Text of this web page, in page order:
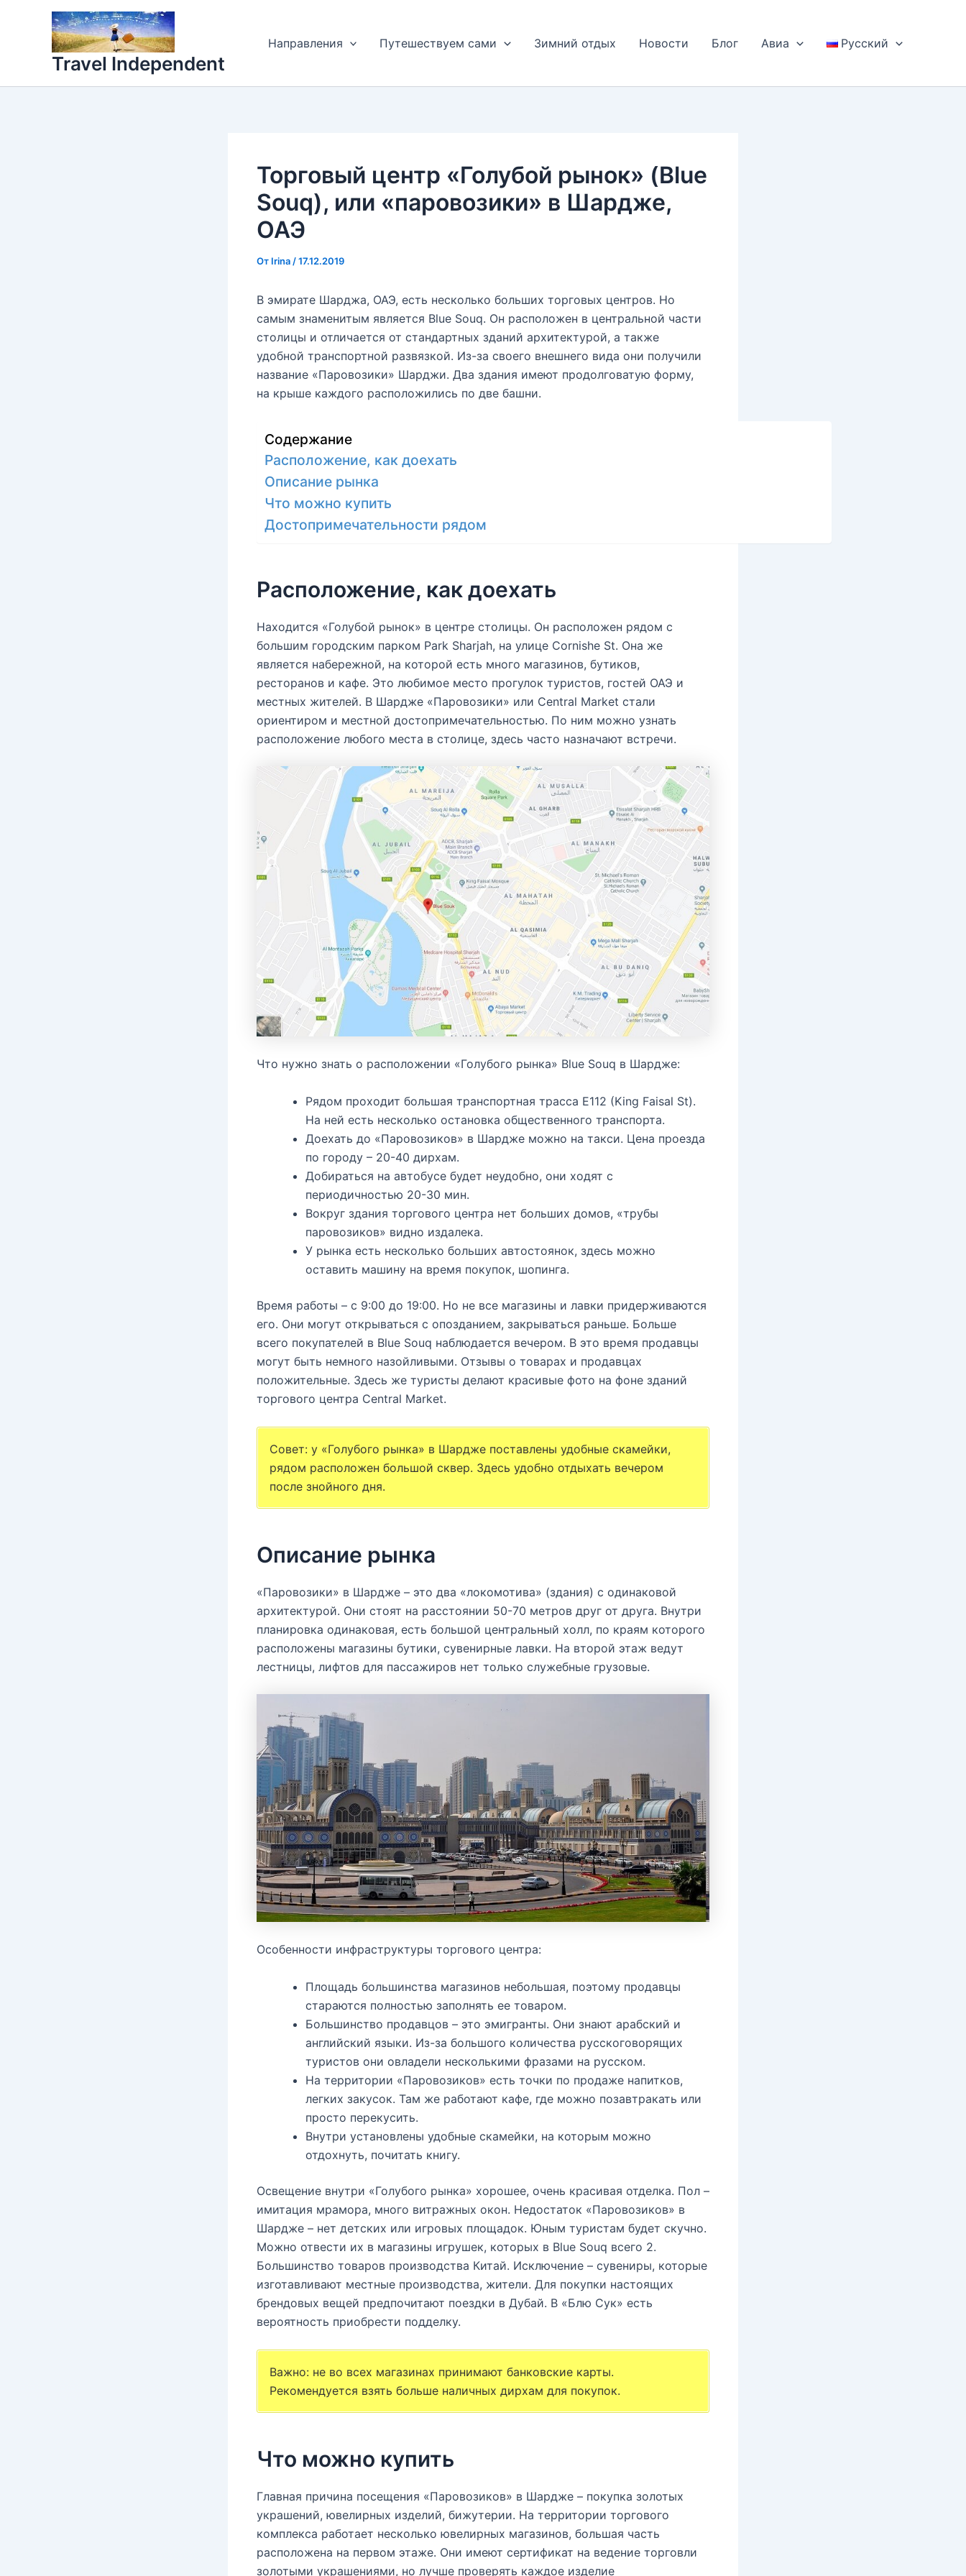
содержимому
Travel Independent
Направления Путешествуем сами Зимний отдых Новости Блог Авиа Русский
Торговый центр «Голубой рынок» (Blue
Souq), или «паровозики» в Шардже,
ОАЭ
От Irina /17.12.2019
В эмирате Шарджа, ОАЭ, есть несколько больших торговых центров. Но
самым знаменитым является Blue Souq. Он расположен в центральной части
столицы и отличается от стандартных зданий архитектурой, а также
удобной транспортной развязкой. Из-за своего внешнего вида они получили
название «Паровозики» Шарджи. Два здания имеют продолговатую форму,
на крыше каждого расположились по две башни.
Содержание
Расположение, как доехать
Описание рынка
Что можно купить
Достопримечательности рядом
Расположение, как доехать
Находится «Голубой рынок» в центре столицы. Он расположен рядом с
большим городским парком Park Sharjah, на улице Cornishe St. Она же
является набережной, на которой есть много магазинов, бутиков,
ресторанов и кафе. Это любимое место прогулок туристов, гостей ОАЭ и
местных жителей. В Шардже «Паровозики» или Central Market стали
ориентиром и местной достопримечательностью. По ним можно узнать
расположение любого места в столице, здесь часто назначают встречи.
Что нужно знать о расположении «Голубого рынка» Blue Souq в Шардже:
Рядом проходит большая транспортная трасса Е112 (King Faisal St).
На ней есть несколько остановка общественного транспорта.
Доехать до «Паровозиков» в Шардже можно на такси. Цена проезда
по городу – 20-40 дирхам.
Добираться на автобусе будет неудобно, они ходят с
периодичностью 20-30 мин.
Вокруг здания торгового центра нет больших домов, «трубы
паровозиков» видно издалека.
У рынка есть несколько больших автостоянок, здесь можно
оставить машину на время покупок, шопинга.
Время работы – с 9:00 до 19:00. Но не все магазины и лавки придерживаются
его. Они могут открываться с опозданием, закрываться раньше. Больше
всего покупателей в Blue Souq наблюдается вечером. В это время продавцы
могут быть немного назойливыми. Отзывы о товарах и продавцах
положительные. Здесь же туристы делают красивые фото на фоне зданий
торгового центра Central Market.
Совет: у «Голубого рынка» в Шардже поставлены удобные скамейки,
рядом расположен большой сквер. Здесь удобно отдыхать вечером
после знойного дня.
Описание рынка
«Паровозики» в Шардже – это два «локомотива» (здания) с одинаковой
архитектурой. Они стоят на расстоянии 50-70 метров друг от друга. Внутри
планировка одинаковая, есть большой центральный холл, по краям которого
расположены магазины бутики, сувенирные лавки. На второй этаж ведут
лестницы, лифтов для пассажиров нет только служебные грузовые.
Особенности инфраструктуры торгового центра:
Площадь большинства магазинов небольшая, поэтому продавцы
стараются полностью заполнять ее товаром.
Большинство продавцов – это эмигранты. Они знают арабский и
английский языки. Из-за большого количества русскоговорящих
туристов они овладели несколькими фразами на русском.
На территории «Паровозиков» есть точки по продаже напитков,
легких закусок. Там же работают кафе, где можно позавтракать или
просто перекусить.
Внутри установлены удобные скамейки, на которым можно
отдохнуть, почитать книгу.
Освещение внутри «Голубого рынка» хорошее, очень красивая отделка. Пол –
имитация мрамора, много витражных окон. Недостаток «Паровозиков» в
Шардже – нет детских или игровых площадок. Юным туристам будет скучно.
Можно отвести их в магазины игрушек, которых в Blue Souq всего 2.
Большинство товаров производства Китай. Исключение – сувениры, которые
изготавливают местные производства, жители. Для покупки настоящих
брендовых вещей предпочитают поездки в Дубай. В «Блю Сук» есть
вероятность приобрести подделку.
Важно: не во всех магазинах принимают банковские карты.
Рекомендуется взять больше наличных дирхам для покупок.
Что можно купить
Главная причина посещения «Паровозиков» в Шардже – покупка золотых
украшений, ювелирных изделий, бижутерии. На территории торгового
комплекса работает несколько ювелирных магазинов, большая часть
расположена на первом этаже. Они имеют сертификат на ведение торговли
золотыми украшениями, но лучше проверять каждое изделие